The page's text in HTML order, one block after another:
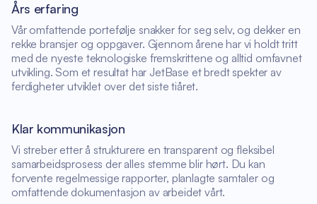
Års erfaring
Vår omfattende portefølje snakker for seg selv, og dekker en
rekke bransjer og oppgaver. Gjennom årene har vi holdt tritt
med de nyeste teknologiske fremskrittene og alltid omfavnet
utvikling. Som et resultat har JetBase et bredt spekter av
ferdigheter utviklet over det siste tiåret.
Klar kommunikasjon
Vi streber etter å strukturere en transparent og fleksibel
samarbeidsprosess der alles stemme blir hørt. Du kan
forvente regelmessige rapporter, planlagte samtaler og
omfattende dokumentasjon av arbeidet vårt.